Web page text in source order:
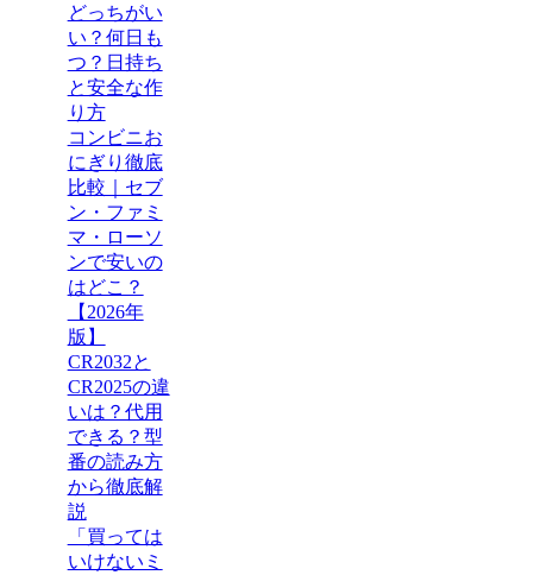
どっちがい
い？何日も
つ？日持ち
と安全な作
り方
コンビニお
にぎり徹底
比較｜セブ
ン・ファミ
マ・ローソ
ンで安いの
はどこ？
【2026年
版】
CR2032と
CR2025の違
いは？代用
できる？型
番の読み方
から徹底解
説
「買っては
いけないミ